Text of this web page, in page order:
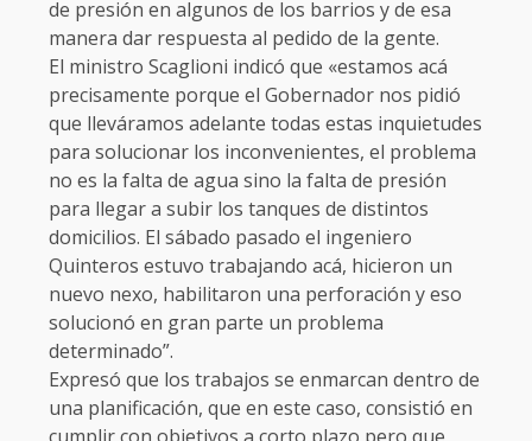
de presión en algunos de los barrios y de esa
manera dar respuesta al pedido de la gente.
El ministro Scaglioni indicó que «estamos acá
precisamente porque el Gobernador nos pidió
que lleváramos adelante todas estas inquietudes
para solucionar los inconvenientes, el problema
no es la falta de agua sino la falta de presión
para llegar a subir los tanques de distintos
domicilios. El sábado pasado el ingeniero
Quinteros estuvo trabajando acá, hicieron un
nuevo nexo, habilitaron una perforación y eso
solucionó en gran parte un problema
determinado”.
Expresó que los trabajos se enmarcan dentro de
una planificación, que en este caso, consistió en